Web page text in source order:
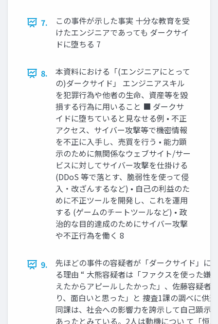
7.
この事件が示した事実 十分な教育を受
けたエンジニアであっても ダークサイ
ドに堕ちる 7
8.
本資料における「(エンジニアにとって
の)ダークサイド」 エンジニアスキル
を犯罪行為や他者の生命、資産等を毀
損する行為に用いること ■ ダークサ
イドに堕ちていると見なせる例 • 不正
アクセス、サイバー攻撃等で機密情報
を不正に入手し、売買を行う • 能力顕
示のために無関係なウェブサイト/サー
ビスに対してサイバー攻撃を仕掛ける
(DDoS 等で落とす、脆弱性を使って侵
入・改ざんするなど) • 自己の利益のた
めに不正ツールを開発し、これを運用
する (ゲームのチートツールなど) • 政
治的な目的達成のためにサイバー攻撃
や不正行為を働く 8
9.
先ほどの事件の容疑者が「ダークサイド」に
る理由 “ 大熊容疑者は「ファクスを使った嫌
えたからアピールしたかった」、佐藤容疑者
り、面白いと思った」と 捜査1課の調べに供
同課は、社会への影響力を誇示して自己顕示
あったとみている。2人は動機につい て「恒